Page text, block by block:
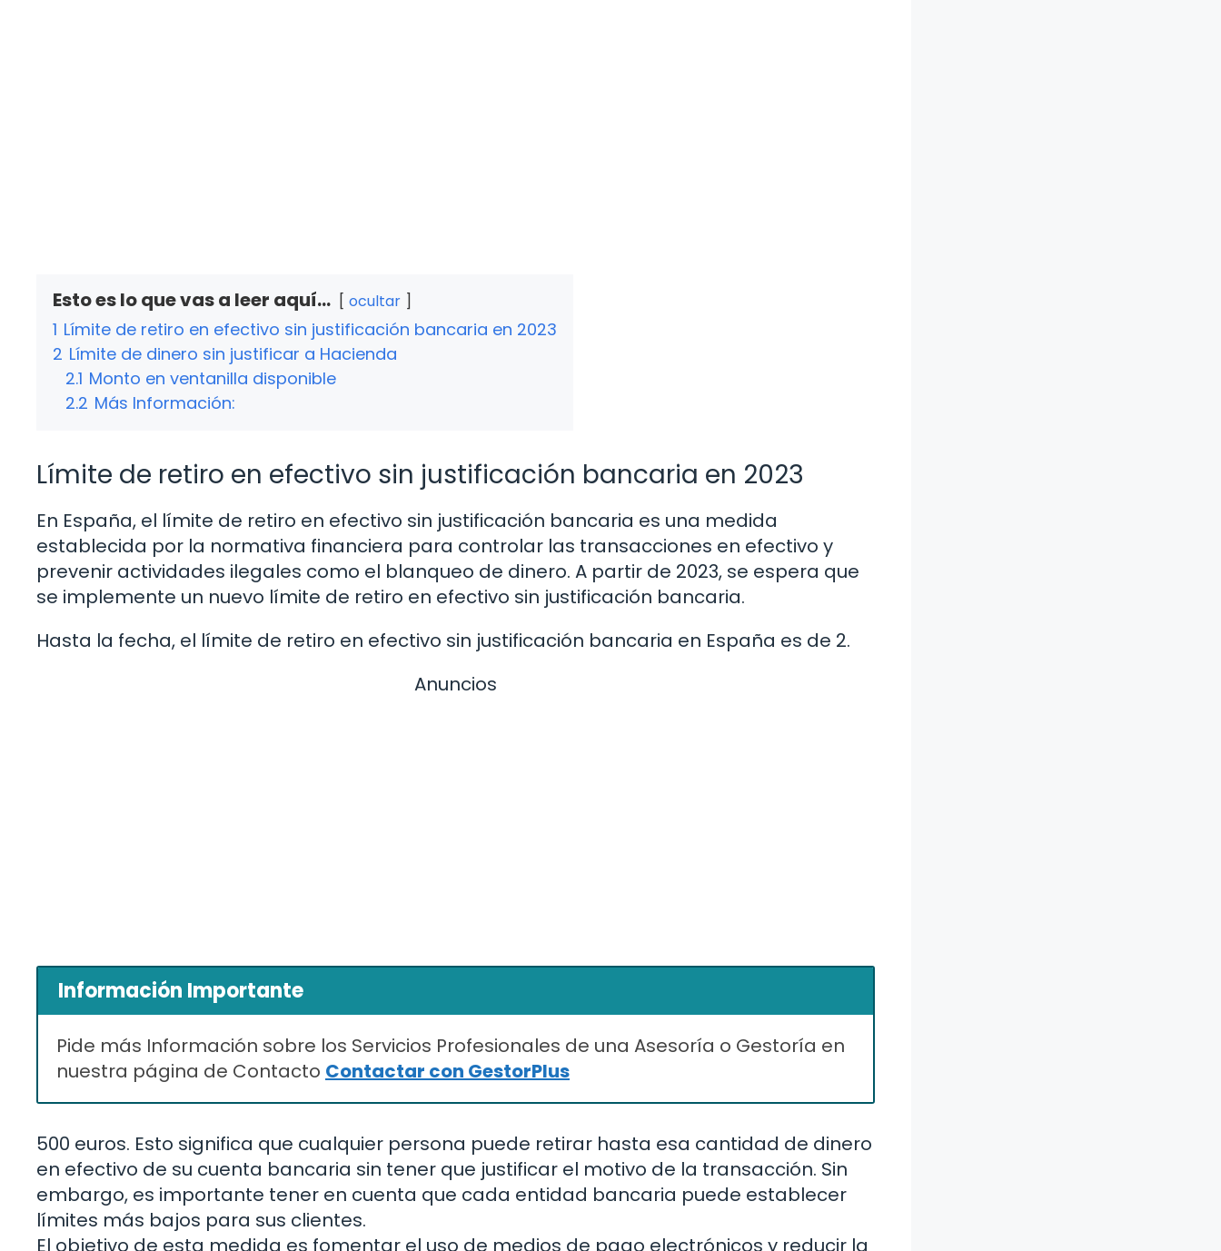
Esto es lo que vas a leer aquí... ocultar
1 Límite de retiro en efectivo sin justificación bancaria en 2023
2 Límite de dinero sin justificar a Hacienda
2.1 Monto en ventanilla disponible
2.2 Más Información:
Límite de retiro en efectivo sin justificación bancaria en 2023
En España, el límite de retiro en efectivo sin justificación bancaria es una medida
establecida por la normativa financiera para controlar las transacciones en efectivo y
prevenir actividades ilegales como el blanqueo de dinero. A partir de 2023, se espera que
se implemente un nuevo límite de retiro en efectivo sin justificación bancaria.
Hasta la fecha, el límite de retiro en efectivo sin justificación bancaria en España es de 2.
Anuncios
Información Importante
Pide más Información sobre los Servicios Profesionales de una Asesoría o Gestoría en
nuestra página de Contacto Contactar con GestorPlus
500 euros. Esto significa que cualquier persona puede retirar hasta esa cantidad de dinero
en efectivo de su cuenta bancaria sin tener que justificar el motivo de la transacción. Sin
embargo, es importante tener en cuenta que cada entidad bancaria puede establecer
límites más bajos para sus clientes.
El objetivo de esta medida es fomentar el uso de medios de pago electrónicos y reducir la